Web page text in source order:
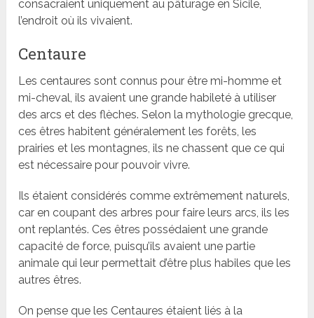
consacraient uniquement au pâturage en Sicile,
l’endroit où ils vivaient.
Centaure
Les centaures sont connus pour être mi-homme et
mi-cheval, ils avaient une grande habileté à utiliser
des arcs et des flèches. Selon la mythologie grecque,
ces êtres habitent généralement les forêts, les
prairies et les montagnes, ils ne chassent que ce qui
est nécessaire pour pouvoir vivre.
Ils étaient considérés comme extrêmement naturels,
car en coupant des arbres pour faire leurs arcs, ils les
ont replantés. Ces êtres possédaient une grande
capacité de force, puisqu’ils avaient une partie
animale qui leur permettait d’être plus habiles que les
autres êtres.
On pense que les Centaures étaient liés à la